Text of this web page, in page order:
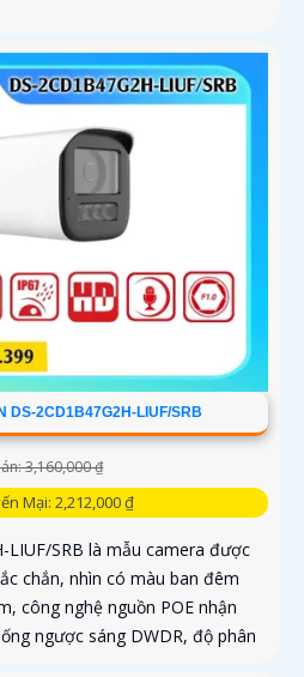
DS-2CD1B47G2H-LIUF/SRB
3,160,000 ₫
Mại: 2,212,000 ₫
LIUF/SRB là mẫu camera được
chắn, nhìn có màu ban đêm
công nghệ nguồn POE nhận
ngược sáng DWDR, độ phân